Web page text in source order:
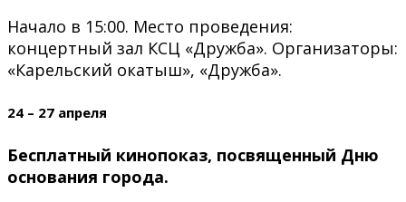
Начало в 15:00. Место проведения:
концертный зал КСЦ «Дружба». Организаторы:
«Карельский окатыш», «Дружба».
24 – 27 апреля
Бесплатный кинопоказ, посвященный Дню
основания города.